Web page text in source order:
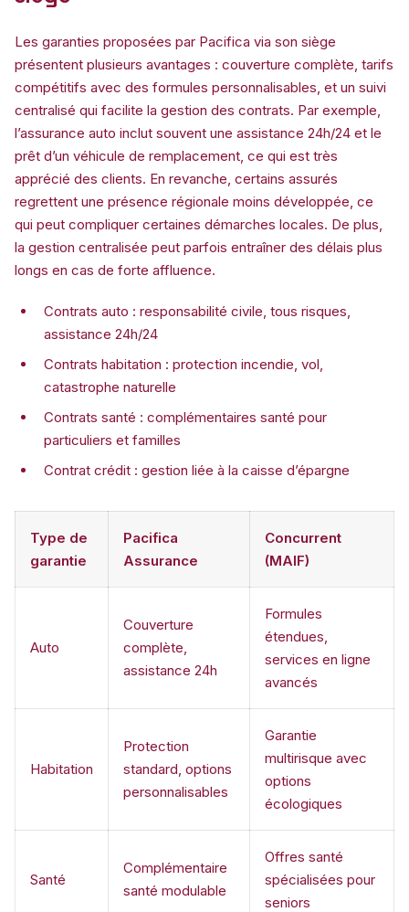
Les garanties proposées par Pacifica via son siège
présentent plusieurs avantages : couverture complète, tarifs
compétitifs avec des formules personnalisables, et un suivi
centralisé qui facilite la gestion des contrats. Par exemple,
l’assurance auto inclut souvent une assistance 24h/24 et le
prêt d’un véhicule de remplacement, ce qui est très
apprécié des clients. En revanche, certains assurés
regrettent une présence régionale moins développée, ce
qui peut compliquer certaines démarches locales. De plus,
la gestion centralisée peut parfois entraîner des délais plus
longs en cas de forte affluence.
Contrats auto : responsabilité civile, tous risques,
assistance 24h/24
Contrats habitation : protection incendie, vol,
catastrophe naturelle
Contrats santé : complémentaires santé pour
particuliers et familles
Contrat crédit : gestion liée à la caisse d’épargne
Type de
garantie
Pacifica
Assurance
Concurrent
(MAIF)
Auto
Couverture
complète,
assistance 24h
Formules
étendues,
services en ligne
avancés
Habitation
Protection
standard, options
personnalisables
Garantie
multirisque avec
options
écologiques
Santé
Complémentaire
santé modulable
Offres santé
spécialisées pour
seniors